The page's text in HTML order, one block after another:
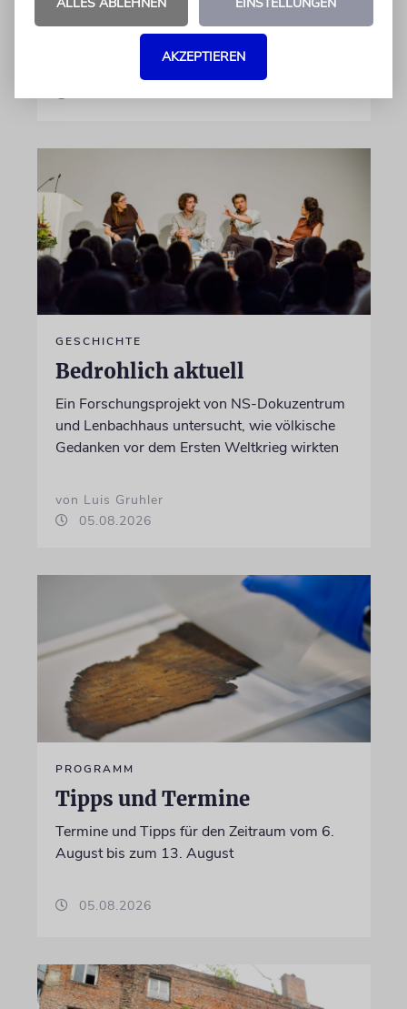
Bagger, dann von Hand
von Katrin Richter
GESCHICHTE
Bedrohlich aktuell
Ein Forschungsprojekt von NS-Dokuzentrum
und Lenbachhaus untersucht, wie völkische
Gedanken vor dem Ersten Weltkrieg wirkten
von Luis Gruhler
05.08.2026
PROGRAMM
Tipps und Termine
Termine und Tipps für den Zeitraum vom 6.
August bis zum 13. August
05.08.2026
AKZEPTIEREN